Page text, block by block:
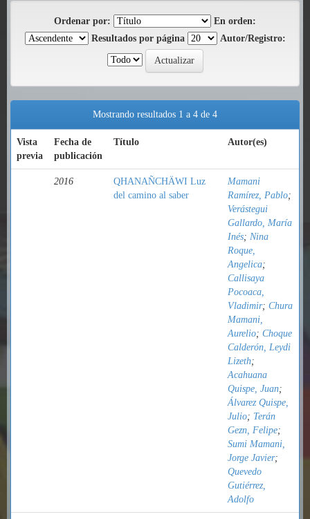
Ordenar por:
En orden:
Resultados por página
Autor/Registro:
Mostrando resultados 1 a 4 de 4
Vista
previa
Fecha de
publicación
Título Autor(es)
2016
QHANAÑCHÄWI Luz
del camino al saber
Mamani
Ramírez, Pablo;
Verástegui
Gallardo, María
Inés; Nina
Roque,
Angelica;
Callisaya
Pocoaca,
Vladimir; Chura
Mamani,
Aurelio; Choque
Calderón, Leydi
Lizeth;
Acahuana
Quispe, Juan;
Álvarez Quispe,
Julio; Terán
Gezn, Felipe;
Sumi Mamani,
Jorge Javier;
Quevedo
Gutiérrez,
Adolfo